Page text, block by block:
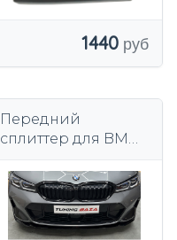
1440
Передний
сплиттер для BMW
Performance —
черный глянец